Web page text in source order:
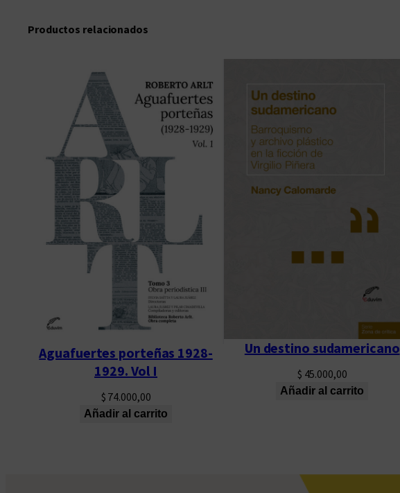
Productos relacionados
Aguafuertes porteñas 1928-
1929. Vol I
$ 74.000,00
Añadir al carrito
Un destino sudamericano
$ 45.000,00
Añadir al carrito